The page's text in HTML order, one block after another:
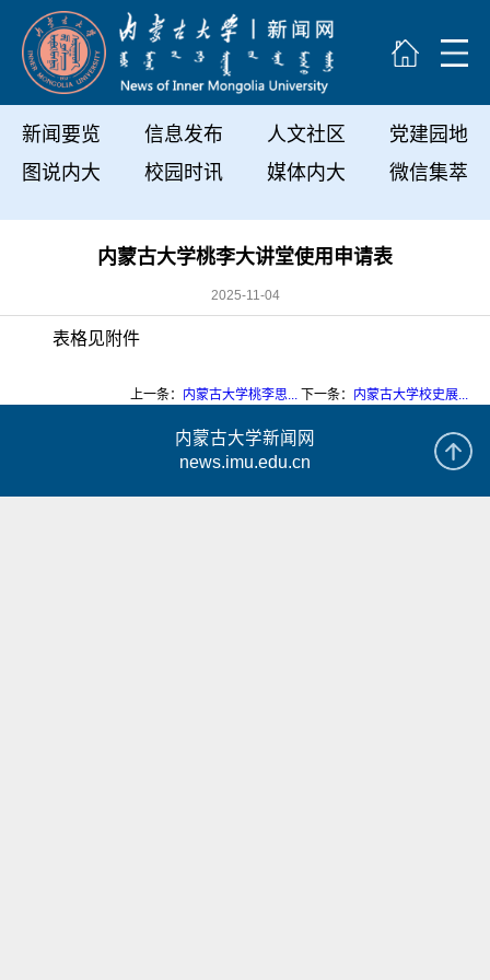
新闻要览 信息发布 人文社区
党建园地
图说内大
校园时讯 媒体内大 微信集萃
内蒙古大学桃李大讲堂使用申请表
2025-11-04
表格见附件
上一条： 内蒙古大学桃李思...下一条： 内蒙古大学校史展...
内蒙古大学新闻网
news.imu.edu.cn